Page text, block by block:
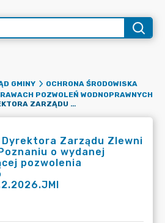
GMINY
OCHRONA ŚRODOWISKA
POZWOLEŃ WODNOPRAWNYCH
OBWIESZCZENIE DYREKTORA ZARZĄDU ZLEWNI WÓD POLSKICH W POZNANIU O WYDANEJ DECYZJI UDZIELAJĄCEJ POZWOLENIA WODNOPRAWNEGO PZ.ZUZ.4212.76.2.2026.JMI
Dyrektora Zarządu Zlewni
o wydanej
pozwolenia